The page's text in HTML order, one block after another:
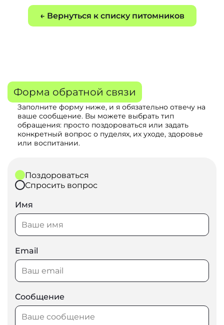
← Вернуться к списку питомников
Форма обратной связи
Заполните форму ниже, и я обязательно отвечу на
ваше сообщение. Вы можете выбрать тип
обращения: просто поздороваться или задать
конкретный вопрос о пуделях, их уходе, здоровье
или воспитании.
Поздороваться
Спросить вопрос
Имя
Email
Сообщение